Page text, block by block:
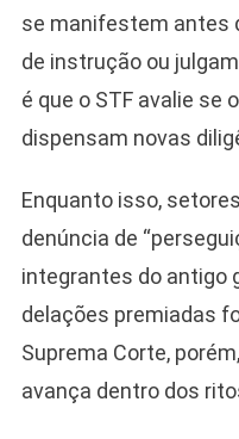
se manifestem antes
de instrução ou
é que o STF avalie se
dispensam novas
Enquanto isso,
denúncia de
integrantes do antigo
delações premiadas
Suprema Corte,
avança dentro dos